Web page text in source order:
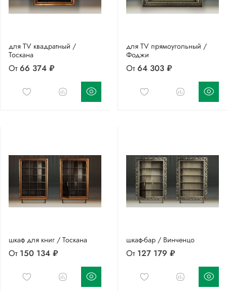
для TV квадратный /
Тоскана
От 66 374 ₽
для TV прямоугольный /
Фоджи
От 64 303 ₽
шкаф для книг / Тоскана
От 150 134 ₽
шкаф-бар / Винченцо
От 127 179 ₽